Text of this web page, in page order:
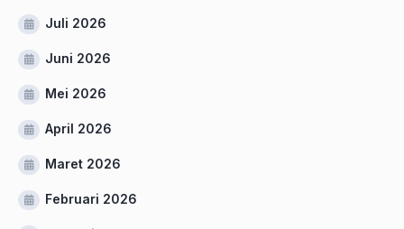
Juli 2026
Juni 2026
Mei 2026
April 2026
Maret 2026
Februari 2026